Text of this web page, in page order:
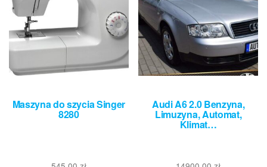
Maszyna do szycia Singer
8280
Audi A6 2.0 Benzyna,
Limuzyna, Automat,
Klimat…